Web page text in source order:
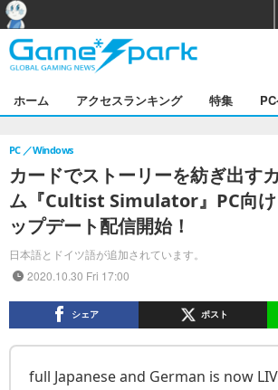
ホーム アクセスランキング 特集
カードでストーリーを紡ぎ出す
ム『Cultist Simulator』PC向け
ップデート配信開始！
日本語とドイツ語が追加されています。
PC Windows
2020.10.30 Fri 17:00
シェア ポスト
full Japanese and German is now